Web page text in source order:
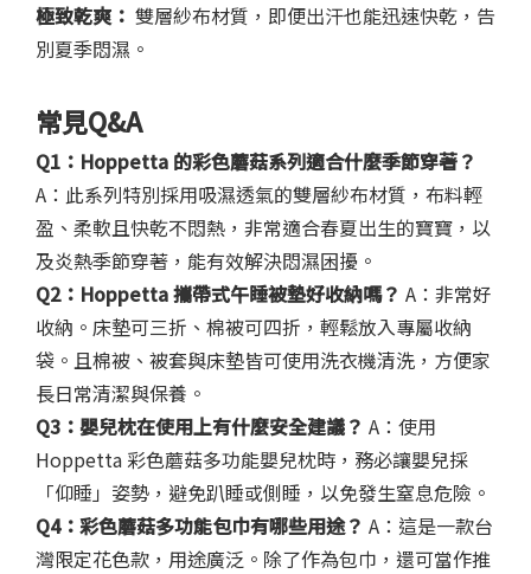
極致乾爽： 雙層紗布材質，即便出汗也能迅速快乾，告
別夏季悶濕。
常見Q&A
Q1： Hoppetta 的彩色蘑菇系列適合什麼季節穿著？
A：此系列特別採用吸濕透氣的雙層紗布材質，布料輕
盈、柔軟且快乾不悶熱，非常適合春夏出生的寶寶，以
及炎熱季節穿著，能有效解決悶濕困擾。
Q2： Hoppetta攜帶式午睡被墊好收納嗎？ A：非常好
收納。床墊可三折、棉被可四折，輕鬆放入專屬收納
袋。且棉被、被套與床墊皆可使用洗衣機清洗，方便家
長日常清潔與保養。
Q3： 嬰兒枕在使用上有什麼安全建議？ A：使用
Hoppetta 彩色蘑菇多功能嬰兒枕時，務必讓嬰兒採
「仰睡」姿勢，避免趴睡或側睡，以免發生窒息危險。
Q4： 彩色蘑菇多功能包巾有哪些用途？ A：這是一款台
灣限定花色款，用途廣泛。除了作為包巾，還可當作推